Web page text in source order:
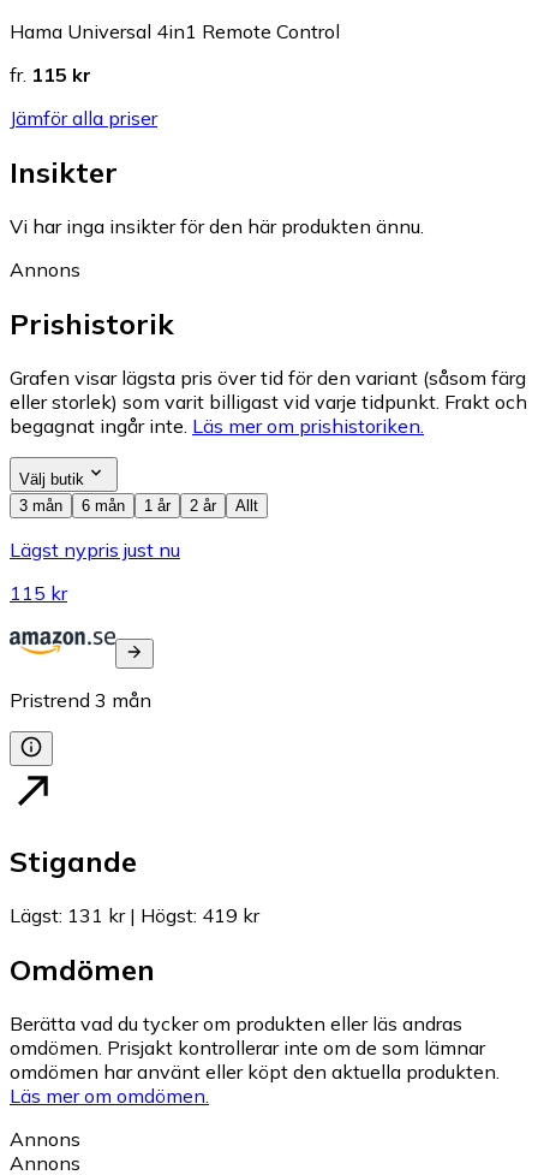
Hama Universal 4in1 Remote Control
fr. 115 kr
Jämför alla priser
Insikter
Vi har inga insikter för den här produkten ännu.
Annons
Prishistorik
Grafen visar lägsta pris över tid för den variant (såsom färg
eller storlek) som varit billigast vid varje tidpunkt. Frakt och
begagnat ingår inte. Läs mer om prishistoriken.
Välj butik
3 mån
6 mån 1 år 2 år Allt
Lägst nypris just nu
115 kr
Pristrend 3 mån
Stigande
Lägst: 131 kr| Högst: 419 kr
Omdömen
Berätta vad du tycker om produkten eller läs andras
omdömen. Prisjakt kontrollerar inte om de som lämnar
omdömen har använt eller köpt den aktuella produkten.
Läs mer om omdömen.
Annons
Annons